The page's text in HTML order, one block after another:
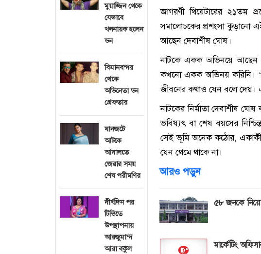
মুয়াজ্জিন থেকে
যেভাবে
খলনায়ক হলেন
ডন
বিমানবন্দর
থেকে
অভিনেতা ডন
গ্রেফতার
যানজটে
আটকে
আদালতে
জেরার সময়
শেষ পরীমণির
দীর্ঘদিন পর
টিভিতে
উপস্থাপনায়
আরজুমান্দ
আরা বকুল
জাগরণী থিয়েটারের ২১তম
সমালোচকের প্রশংসা কুড়ানো
আছেন দেবাশীষ ঘোষ।
নাটকে একক অভিনয়ে আছেন
কখনো একক অভিনয় করিনি।
জীবনের কথাও যেন বলে দেয়।
নাটকের নির্মাতা দেবাশীষ ঘোষ
ভবিষ্যৎ বা শেষ বয়সের
সেই ভূমি অনেক কঠোর,
যেন থেমে থাকে না।
আরও পড়ুন
৫৮ জনকে
মার্কেটিং